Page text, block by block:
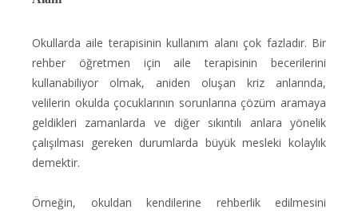
Okullarda aile terapisinin kullanım alanı çok fazladır. Bir
rehber öğretmen için aile terapisinin becerilerini
kullanabiliyor olmak, aniden oluşan kriz anlarında,
velilerin okulda çocuklarının sorunlarına çözüm aramaya
geldikleri zamanlarda ve diğer sıkıntılı anlara yönelik
çalışılması gereken durumlarda büyük mesleki kolaylık
demektir.
Örneğin, okuldan kendilerine rehberlik edilmesini